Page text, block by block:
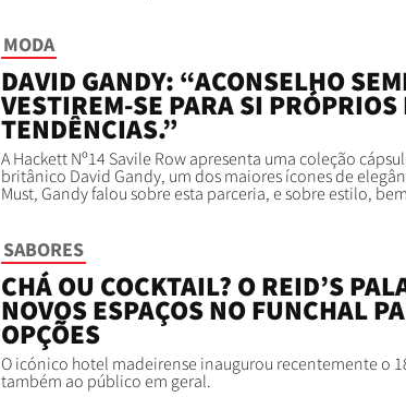
MODA
DAVID GANDY: “ACONSELHO
VESTIREM-SE PARA SI
TENDÊNCIAS.”
A Hackett Nº14 Savile Row apresenta uma coleção
britânico David Gandy, um dos maiores ícones de
Must, Gandy falou sobre esta parceria, e sobre estilo,
SABORES
CHÁ OU COCKTAIL? O REID’S
NOVOS ESPAÇOS NO FUNCHAL
OPÇÕES
O icónico hotel madeirense inaugurou recentemente o
também ao público em geral.